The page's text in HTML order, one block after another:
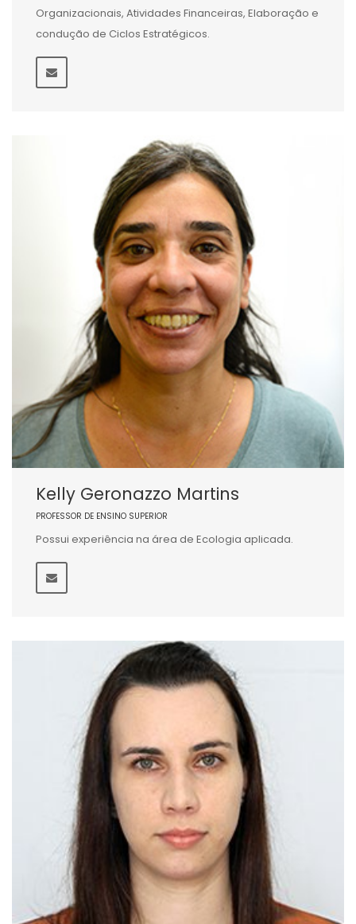
Organizacionais, Atividades Financeiras, Elaboração e
condução de Ciclos Estratégicos.
Kelly Geronazzo Martins
PROFESSOR DE ENSINO SUPERIOR
Possui experiência na área de Ecologia aplicada.